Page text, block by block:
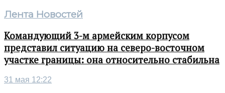
Лента Новостей
Командующий 3-м армейским корпусом
представил ситуацию на северо-восточном
участке границы: она относительно стабильна
31 мая 12:22